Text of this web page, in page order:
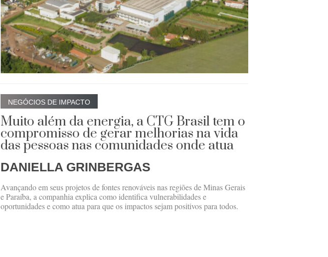
NEGÓCIOS DE IMPACTO
Muito além da energia, a CTG Brasil tem o
compromisso de gerar melhorias na vida
das pessoas nas comunidades onde atua
DANIELLA GRINBERGAS
Avançando em seus projetos de fontes renováveis nas regiões de Minas Gerais
e Paraíba, a companhia explica como identifica vulnerabilidades e
oportunidades e como atua para que os impactos sejam positivos para todos.